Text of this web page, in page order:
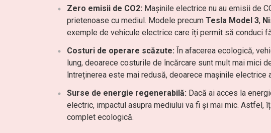
Zero emisii de CO2: Mașinile electrice nu au emisii de
prietenoase cu mediul. Modele precum Tesla Model 3,
exemple de vehicule electrice care îți permit să conduci
Costuri de operare scăzute: În afacerea ecologică,
lung, deoarece costurile de încărcare sunt mult mai mici
întreținerea este mai redusă, deoarece mașinile electrice
Surse de energie regenerabilă: Dacă ai acces la
electric, impactul asupra mediului va fi și mai mic. Astfel,
complet ecologică.